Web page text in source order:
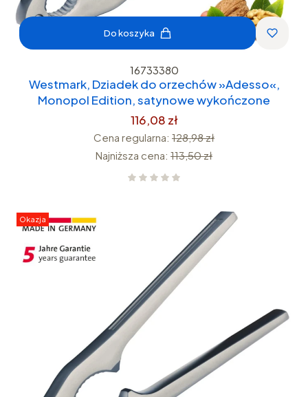
Do koszyka
16733380
Westmark, Dziadek do orzechów »Adesso«,
Monopol Edition, satynowe wykończone
116,08 zł
Cena regularna: 128,98 zł
Najniższa cena: 113,50 zł
Okazja